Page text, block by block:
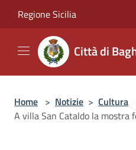
Regione Sicilia
Città di
Home > Notizie > Cultura
A villa San Cataldo la